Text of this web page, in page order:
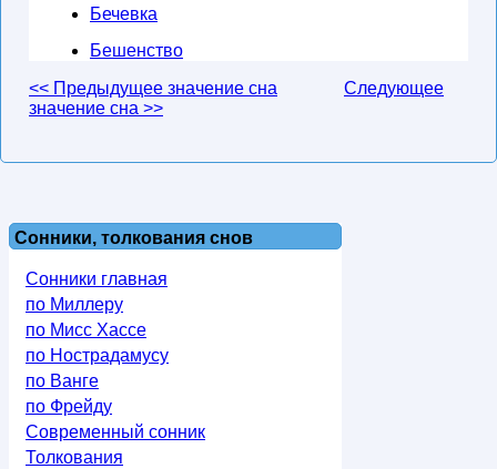
Бечевка
Бешенство
<< Предыдущее значение сна
Следующее
значение сна >>
Сонники, толкования снов
Сонники главная
по Миллеру
по Мисс Хассе
по Нострадамусу
по Ванге
по Фрейду
Современный сонник
Толкования